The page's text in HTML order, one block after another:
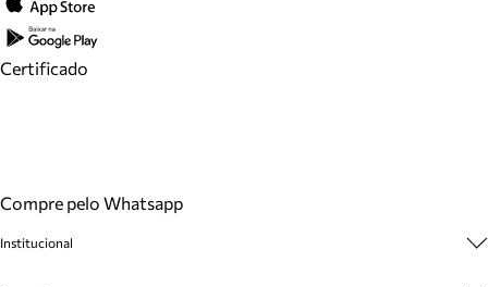
Certificado
Compre pelo Whatsapp
Institucional